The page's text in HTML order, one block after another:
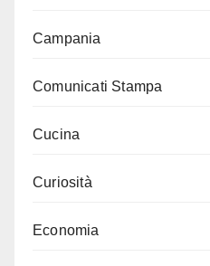
Campania
Comunicati Stampa
Cucina
Curiosità
Economia